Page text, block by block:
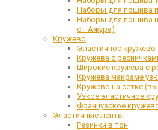
Наборы для пошива
Наборы для пошива
от Ажура)
Кружево
Эластичное кружево
Кружева с
Широкие кружева с
Кружева макраме
Кружево на сетке
Узкое эластичное
Французское
Эластичные ленты
Резинки в тон